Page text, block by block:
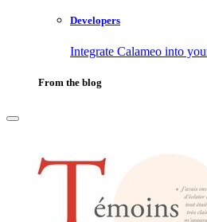
Developers
Integrate Calameo into
From the blog